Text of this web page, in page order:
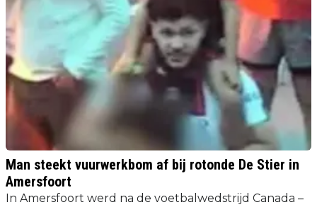
Man steekt vuurwerkbom af bij rotonde De Stier in
Amersfoort
In Amersfoort werd na de voetbalwedstrijd Canada –